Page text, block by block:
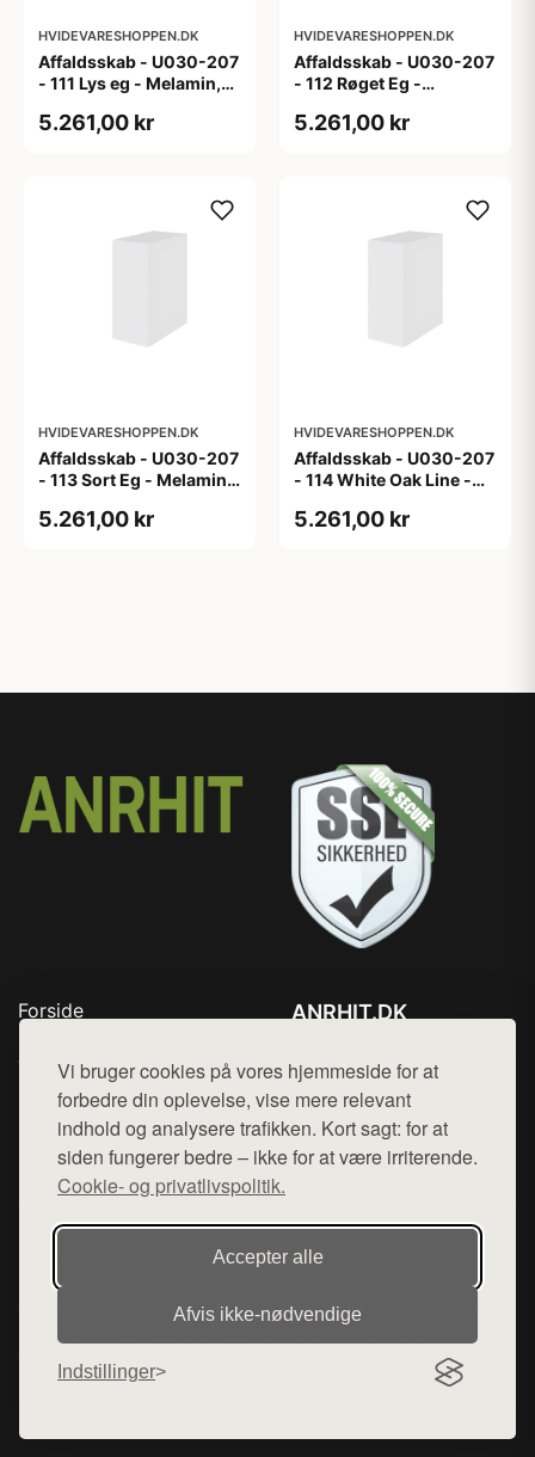
Vi bruger cookies på vores hjemmeside for at
forbedre din oplevelse, vise mere relevant
indhold og analysere trafikken. Kort sagt: for at
siden fungerer bedre – ikke for at være irriterende.
Cookie- og privatlivspolitik.
Accepter alle
Afvis ikke‑nødvendige
Indstillinger
HVIDEVARESHOPPEN.DK
Affaldsskab - U030-207
- 111 Lys eg - Melamin,
5.261,00 kr
HVIDEVARESHOPPEN.DK
Affaldsskab - U030-207
- 112 Røget Eg -
5.261,00 kr
HVIDEVARESHOPPEN.DK
Affaldsskab - U030-207
- 113 Sort Eg - Melamin,
5.261,00 kr
HVIDEVARESHOPPEN.DK
Affaldsskab - U030-207
- 114 White Oak Line -
5.261,00 kr
Forside
Top Rabatter
Blog
Kontakt
ANRHIT.DK
Mail: hej@want.dk
Cookie- og privatlivspolitik
Denne side er en del af want.dk, der udgiver en række
hjemmesider med præsentation af forskellige produkter fra
diverse webshops. Der sælges ikke varer fra denne side - vi
henviser til de shops, som sælger varen. Vi har heller ikke
varerne på lager.